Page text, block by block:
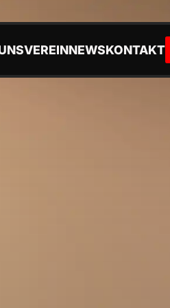
VEREINNEWSKONTAKT